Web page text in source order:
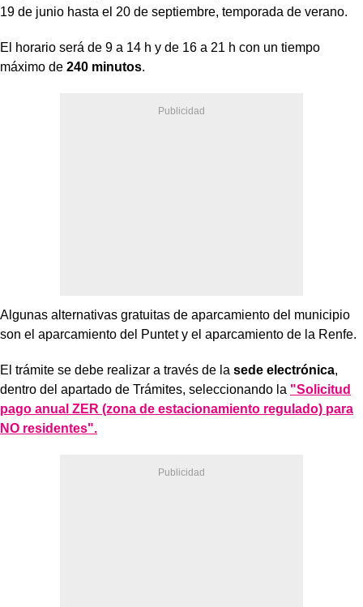
19 de junio hasta el 20 de septiembre, temporada de verano.
El horario será de 9 a 14 h y de 16 a 21 h con un tiempo
máximo de 240 minutos.
Algunas alternativas gratuitas de aparcamiento del municipio
son el aparcamiento del Puntet y el aparcamiento de la Renfe.
El trámite se debe realizar a través de la sede electrónica,
dentro del apartado de Trámites, seleccionando la "Solicitud
pago anual ZER (zona de estacionamiento regulado) para
NO residentes".